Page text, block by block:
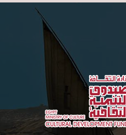
Skip to main content